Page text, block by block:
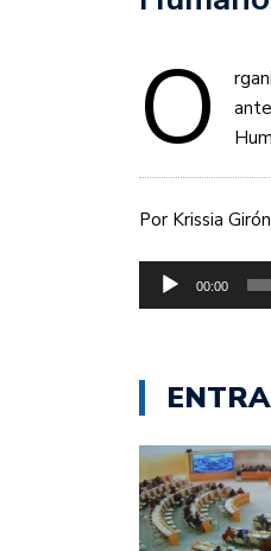
O
Por Krissia Girón
Reproductor
00:00